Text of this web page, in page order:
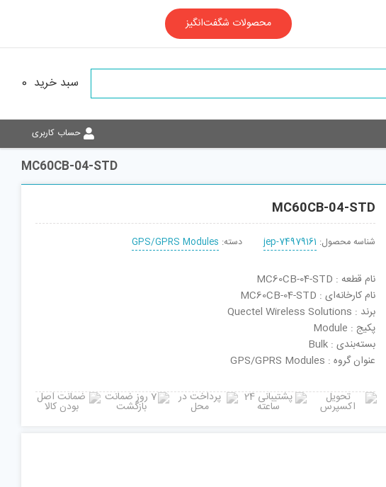
محصولات شگفت‌انگیز
سبد خرید 0
حساب کاربری
MC60CB-04-STD
MC60CB-04-STD
شناسه محصول: jep-74979161 دسته: GPS/GPRS Modules
نام قطعه : MC60CB-04-STD
نام کارخانه‌ای : MC60CB-04-STD
برند : Quectel Wireless Solutions
پکیج : Module
بسته‌بندی : Bulk
عنوان گروه : GPS/GPRS Modules